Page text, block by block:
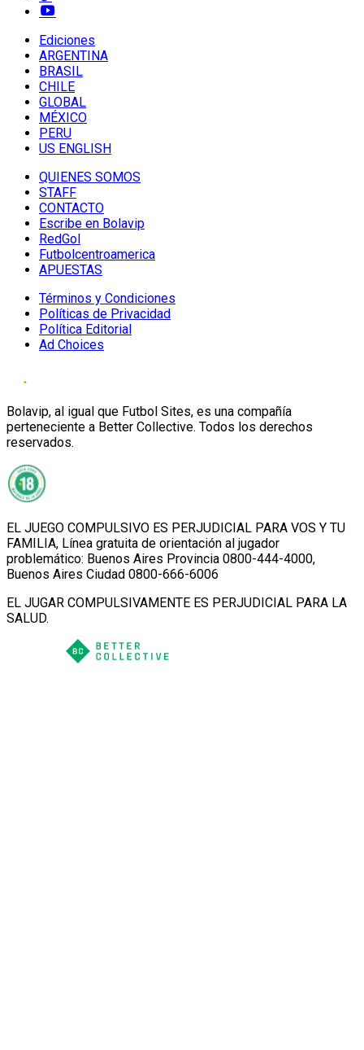
Ediciones
ARGENTINA
BRASIL
CHILE
GLOBAL
MÉXICO
PERU
US ENGLISH
QUIENES SOMOS
STAFF
CONTACTO
Escribe en Bolavip
RedGol
Futbolcentroamerica
APUESTAS
Términos y Condiciones
Políticas de Privacidad
Política Editorial
Ad Choices
Bolavip, al igual que Futbol Sites, es una compañía
perteneciente a Better Collective. Todos los derechos
reservados.
EL JUEGO COMPULSIVO ES PERJUDICIAL PARA VOS Y TU
FAMILIA, Línea gratuita de orientación al jugador
problemático: Buenos Aires Provincia 0800-444-4000,
Buenos Aires Ciudad 0800-666-6006
EL JUGAR COMPULSIVAMENTE ES PERJUDICIAL PARA LA
SALUD.